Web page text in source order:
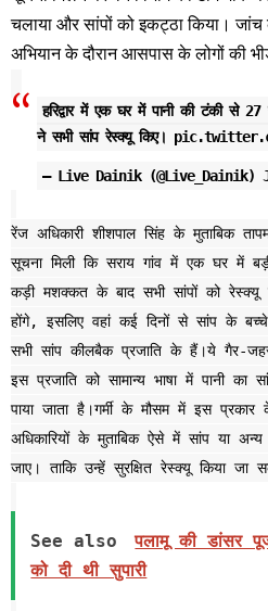
चलाया और सांपों को इकट्ठा किया।
अभियान के दौरान आसपास के लोगों की
हरिद्वार में एक घर में पानी की टंकी से
ने सभी सांप रेस्क्यू किए।
— Live Dainik (@Live_Dainik)
रेंज अधिकारी शीशपाल सिंह के मुताबिक
सूचना मिली कि सराय गांव में एक घर में
कड़ी मशक्कत के बाद सभी सांपों को रेस्क्यू
होंगे, इसलिए वहां कई दिनों से सांप के
सभी सांप कीलबैक प्रजाति के हैं।ये गैर-
इस प्रजाति को सामान्य भाषा में पानी
पाया जाता है।गर्मी के मौसम में इस
अधिकारियों के मुताबिक ऐसे में सांप या
जाए। ताकि उन्हें सुरक्षित रेस्क्यू किया जा
See also
पलामू की डांसर
को दी थी सुपारी